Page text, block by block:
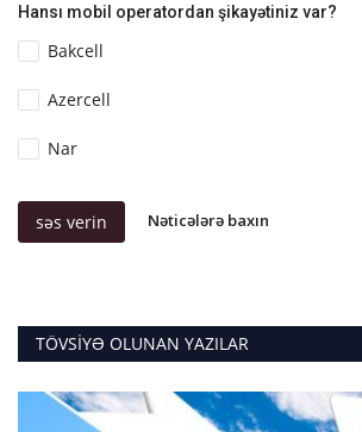
Hansı mobil operatordan şikayətiniz var?
Bakcell
Azercell
Nar
səs verin Nəticələrə baxın
TÖVSIYƏ OLUNAN YAZILAR